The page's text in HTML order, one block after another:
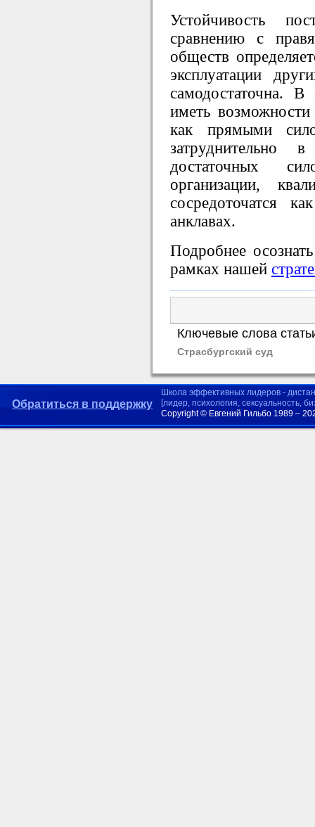
Устойчивость
сравнению с
обществ
эксплуатации
самодостаточна.
иметь возможности
как прямыми
достаточных
организации,
сосредоточатся
анклавах.
Подробнее
рамках нашей
Ключевые слова
Страсбургский суд
Обратиться в поддержку
Школа эффективных лидеров -
[лидер, психология, сексуальность,
Copyright © Евгений Гильбо 1989 –